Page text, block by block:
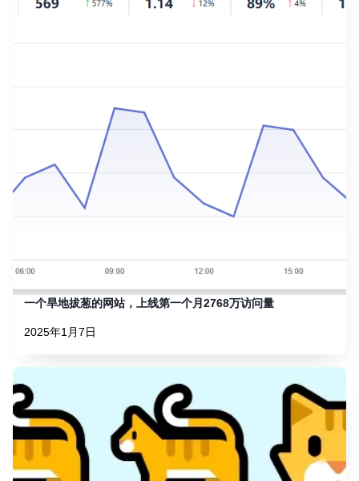
一个旱地拔葱的网站，上线第一个月2768万访问量
2025年1月7日